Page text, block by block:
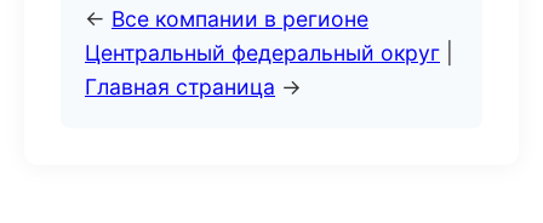
← Все компании в регионе
Центральный федеральный округ
Главная страница →